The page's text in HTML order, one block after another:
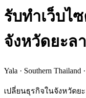
รับทำเว็บไ
จังหวัดยะลา
Yala · Southern
เปลี่ยนธุรกิจในจังหวัดย